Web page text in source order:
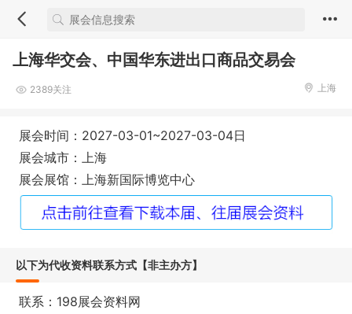
上海华交会、中国华东进出口商品交易会
2389关注 上海
展会时间：2027-03-01~2027-03-04日
展会城市：上海
展会展馆：上海新国际博览中心
以下为代收资料联系方式【非主办方】
联系：198展会资料网